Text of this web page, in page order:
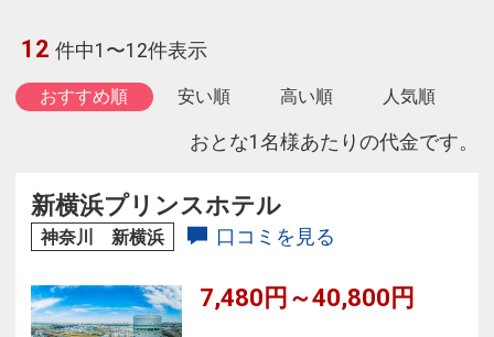
12 件中1〜12件表示
おすすめ順 安い順 高い順 人気順
おとな1名様あたりの代金です。
新横浜プリンスホテル
神奈川 新横浜 口コミを見る
7,480円～40,800円